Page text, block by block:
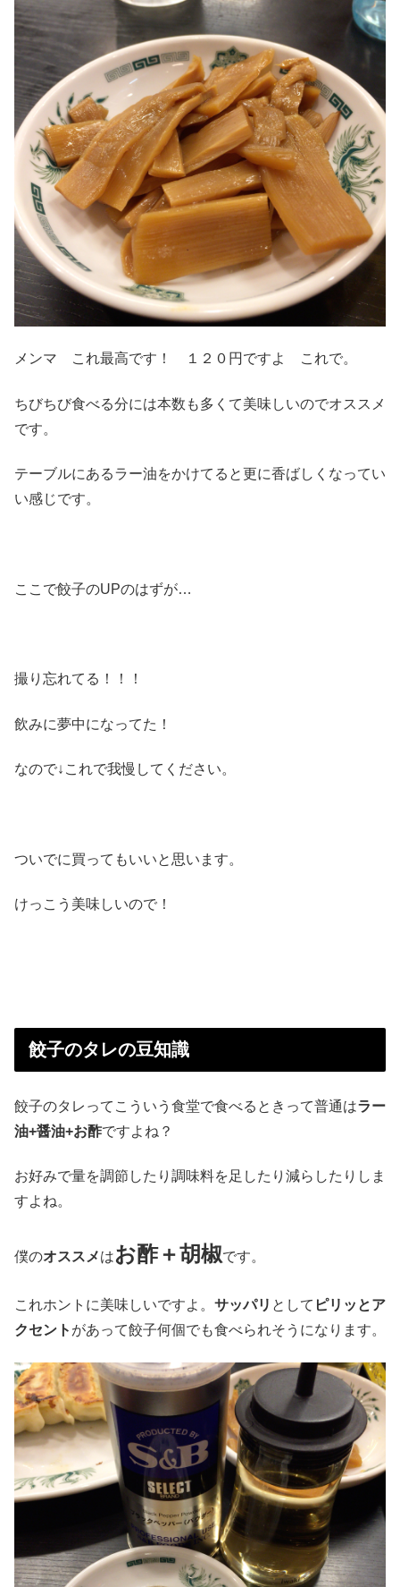
メンマ これ最高です！ １２０円ですよ これで。
ちびちび食べる分には本数も多くて美味しいのでオススメ
です。
テーブルにあるラー油をかけてると更に香ばしくなってい
い感じです。
ここで餃子のUPのはずが…
撮り忘れてる！！！
飲みに夢中になってた！
なので↓これで我慢してください。
ついでに買ってもいいと思います。
けっこう美味しいので！
餃子のタレの豆知識
餃子のタレってこういう食堂で食べるときって普通はラー
油+醤油+お酢ですよね？
お好みで量を調節したり調味料を足したり減らしたりしま
すよね。
僕のオススメはお酢＋胡椒です。
これホントに美味しいですよ。 サッパリ として ピリッとア
クセント があって餃子何個でも食べられそうになります。